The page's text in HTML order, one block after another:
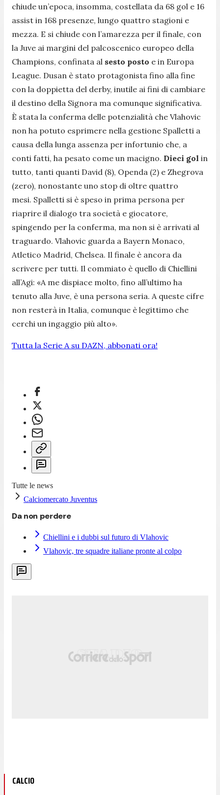
chiude un’epoca, insomma, costellata da 68 gol e 16
assist in 168 presenze, lungo quattro stagioni e
mezza. E si chiude con l’amarezza per il finale, con
la Juve ai margini del palcoscenico europeo della
Champions, confinata al sesto posto e in Europa
League. Dusan è stato protagonista fino alla fine
con la doppietta del derby, inutile ai fini di cambiare
il destino della Signora ma comunque significativa.
È stata la conferma delle potenzialità che Vlahovic
non ha potuto esprimere nella gestione Spalletti a
causa della lunga assenza per infortunio che, a
conti fatti, ha pesato come un macigno. Dieci gol in
tutto, tanti quanti David (8), Openda (2) e Zhegrova
(zero), nonostante uno stop di oltre quattro
mesi. Spalletti si è speso in prima persona per
riaprire il dialogo tra società e giocatore,
spingendo per la conferma, ma non si è arrivati al
traguardo. Vlahovic guarda a Bayern Monaco,
Atletico Madrid, Chelsea. Il finale è ancora da
scrivere per tutti. Il commiato è quello di Chiellini
all’Agi: «A me dispiace molto, fino all’ultimo ha
tenuto alla Juve, è una persona seria. A queste cifre
non resterà in Italia, comunque è legittimo che
cerchi un ingaggio più alto».
Tutta la Serie A su DAZN, abbonati ora!
Tutte le news
Calciomercato Juventus
Da non perdere
Chiellini e i dubbi sul futuro di Vlahovic
Vlahovic, tre squadre italiane pronte al colpo
CALCIO